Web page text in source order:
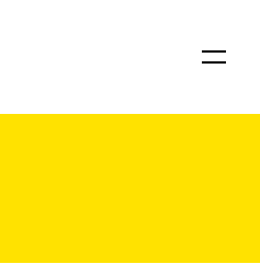
Köln Menü